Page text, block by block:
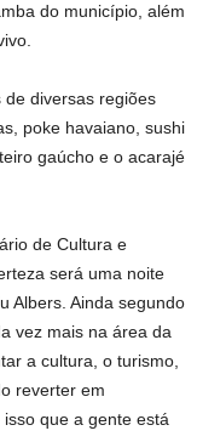
do município, além
diversas regiões
poke havaiano, sushi
gaúcho e o acarajé
de Cultura e
será uma noite
Albers. Ainda segundo
vez mais na área da
a cultura, o turismo,
reverter em
que a gente está